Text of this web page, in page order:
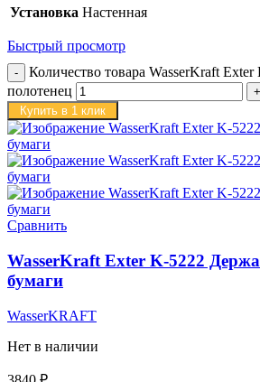
Установка Настенная
Быстрый просмотр
Количество товара WasserKraft
полотенец
Купить в 1 клик
Сравнить
WasserKraft Exter K-5222
бумаги
WasserKRAFT
Нет в наличии